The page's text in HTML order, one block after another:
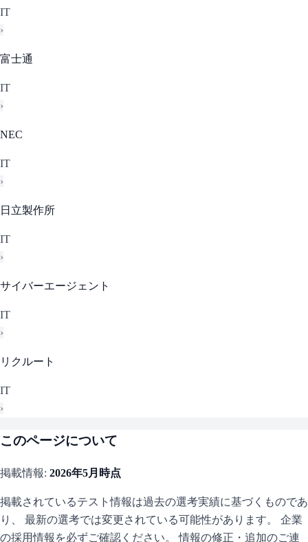
IT
›
富士通
IT
›
NEC
IT
›
日立製作所
IT
›
サイバーエージェント
IT
›
リクルート
IT
›
このページについて
掲載情報: 2026年5月 時点
掲載されているテスト情報は過去の選考実績に基づくものであ
り、 最新の選考では変更されている可能性があります。 企業
の採用情報を必ずご確認ください。 情報の修正・追加のご連